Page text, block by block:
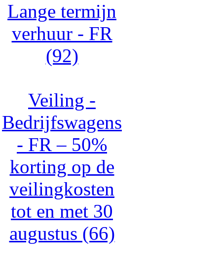
Lange termijn
verhuur - FR
(92)
Veiling -
Bedrijfswagens
- FR – 50%
korting op de
veilingkosten
tot en met 30
augustus (66)